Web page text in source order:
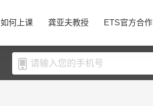
如何上课 龚亚夫教授 ETS官方合作